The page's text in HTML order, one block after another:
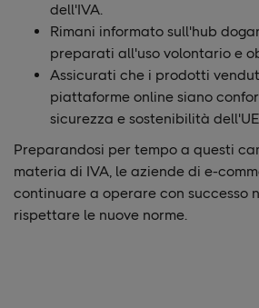
dell'IVA.
Rimani informato sull'hub
preparati all'uso volontario e
Assicurati che i prodotti
piattaforme online siano
sicurezza e sostenibilità
Preparandosi per tempo a questi
materia di IVA, le aziende di e-
continuare a operare con successo
rispettare le nuove norme.